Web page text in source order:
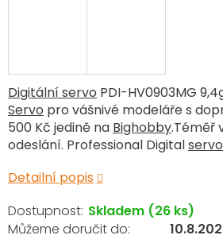
Digitální servo PDI-HV0903MG
Servo pro vášnivé modeláře s
500 Kč jedině na Bighobby.Téměř
odeslání. Professional Digitalservo
Detailní popis
Skladem (26 ks)